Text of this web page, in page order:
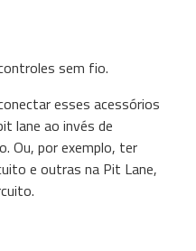
sem fio.
esses acessórios
lane ao invés de
Ou, por exemplo, ter
e outras na Pit Lane,